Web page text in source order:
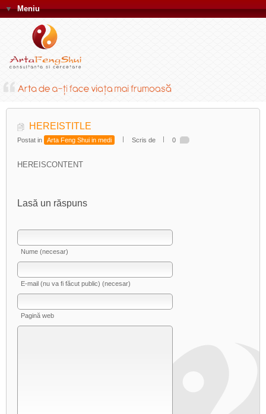
▼Meniu
HEREISTITLE
Postat in Arta Feng Shui in medi Scris de 0
HEREISCONTENT
Lasă un răspuns
Nume (necesar)
E-mail (nu va fi făcut public) (necesar)
Pagină web